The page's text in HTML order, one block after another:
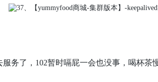
务了，102暂时嗝屁一会也没事，喝杯茶